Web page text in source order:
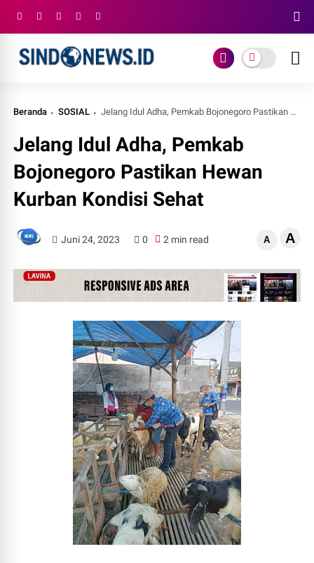
Beranda SOSIAL Jelang Idul Adha, Pemkab Bojonegoro Pastikan Hewan Kurban Kondisi Sehat
Jelang Idul Adha, Pemkab
Bojonegoro Pastikan Hewan
Kurban Kondisi Sehat
Juni 24, 2023 0 2 min read A A